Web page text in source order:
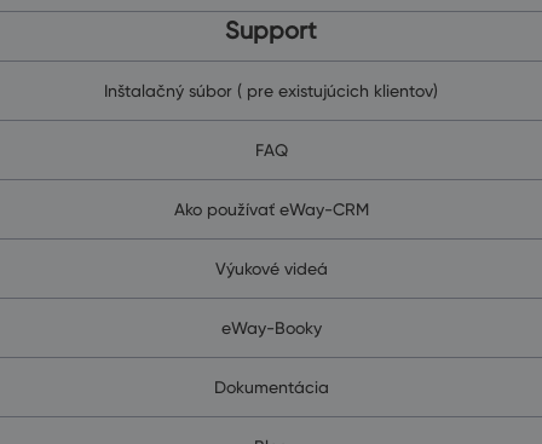
Support
Inštalačný súbor ( pre existujúcich klientov)
FAQ
Ako používať eWay-CRM
Výukové videá
eWay-Booky
Dokumentácia